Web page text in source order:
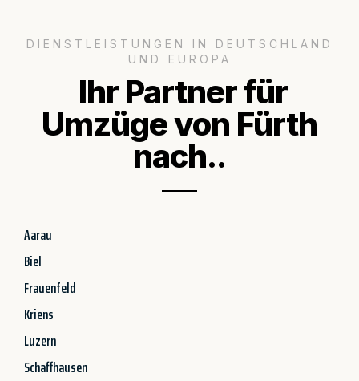
DIENSTLEISTUNGEN IN DEUTSCHLAND
UND EUROPA
Ihr Partner für
Umzüge von Fürth
nach..
Aarau
Biel
Frauenfeld
Kriens
Luzern
Schaffhausen